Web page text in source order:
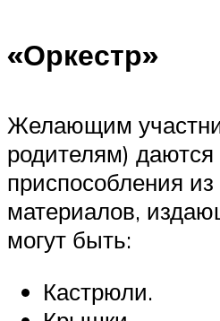
«Оркестр»
Желающим
родителям)
приспособления
материалов,
могут быть:
Кастрюли.